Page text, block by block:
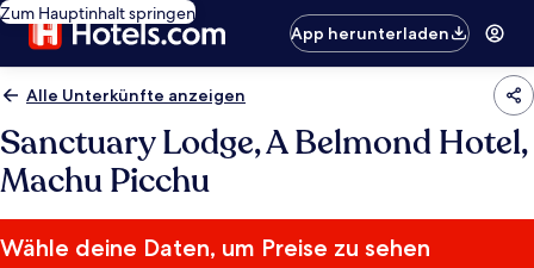
Zum Hauptinhalt springen
App herunterladen
Alle Unterkünfte anzeigen
Sanctuary Lodge, A Belmond Hotel,
Machu Picchu
Wähle deine Daten, um Preise zu sehen